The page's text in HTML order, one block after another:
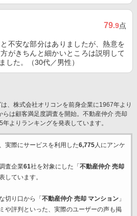
79.9点
不安な部分はありましたが、熱意を
がきちんと細かいところは説明して
した。（30代／男性）
、株式会社オリコンを前身企業に1967年より
らは顧客満足度調査を開始。不動産仲介 売却
よりランキングを発表しています。
実際にサービスを利用した6,775人にアンケ
査企業61社を対象にした「 不動産仲介 売却
しています。
切り口から「 不動産仲介 売却 マンション」
や評判といった、実際のユーザーの声も掲